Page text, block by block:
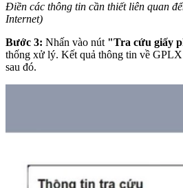
Điền các thông tin cần thiết liên quan
Internet)
Bước 3: Nhấn vào nút "Tra cứu giấy
thống xử lý. Kết quả thông tin về GPLX
sau đó.